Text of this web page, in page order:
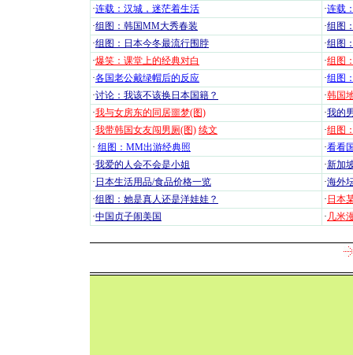
·连载：汉城，迷茫着生活 ·连载
·组图：韩国MM大秀春装 ·组图
·组图：日本今冬最流行围脖 ·组图
·爆笑：课堂上的经典对白 ·组图
·各国老公戴绿帽后的反应 ·组图
·讨论：我该不该换日本国籍？ ·韩国
·我与女房东的同居噩梦(图) ·我的
·我带韩国女友闯男厕(图) 续文 ·组图
· 组图：MM出游经典照 ·看看
·我爱的人会不会是小姐 ·新加
· 日本生活用品/食品价格一览 ·海外
·组图：她是真人还是洋娃娃？ · 日本
·中国贞子闹美国 · 几米